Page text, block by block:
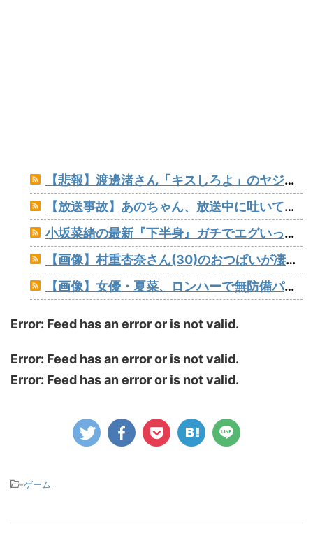
【悲報】渡邊渚さん「キスしろよ」のヤジでPTSD発症時の状態に逆戻り
【放送事故】あのちゃん、放送中に吐いてしまう！！！
小坂菜緒の最新『下半身』ガチでエグいって・・・
【画像】村重杏奈さん(30)のおつぱいが凄いwww
【画像】女優・夏菜、ロンハーで無防備パンチラ
Error: Feed has an error or is not valid.
Error: Feed has an error or is not valid.
Error: Feed has an error or is not valid.
-ゲーム